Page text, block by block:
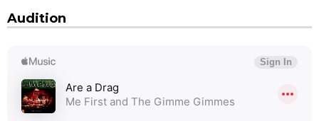
Audition